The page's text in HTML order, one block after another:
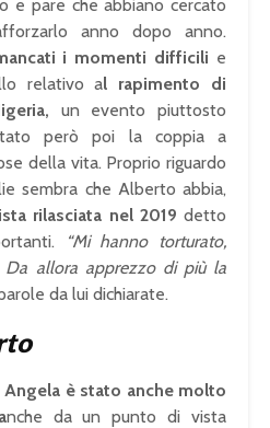
e pare che abbiano cercato
anno dopo anno.
i momenti difficili e
relativo al rapimento di
un evento piuttosto
però poi la coppia a
della vita. Proprio riguardo
sembra che Alberto abbia,
rilasciata nel 2019 detto
“Mi hanno torturato,
Da allora apprezzo di più la
da lui dichiarate.
è stato anche molto
nche da un punto di vista